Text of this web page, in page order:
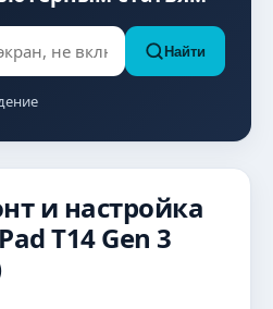
Найти
и настройка
T14 Gen 3